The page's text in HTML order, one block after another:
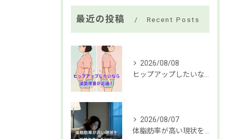
最近の投稿 Recent Posts
2026/08/08
2026/08/07